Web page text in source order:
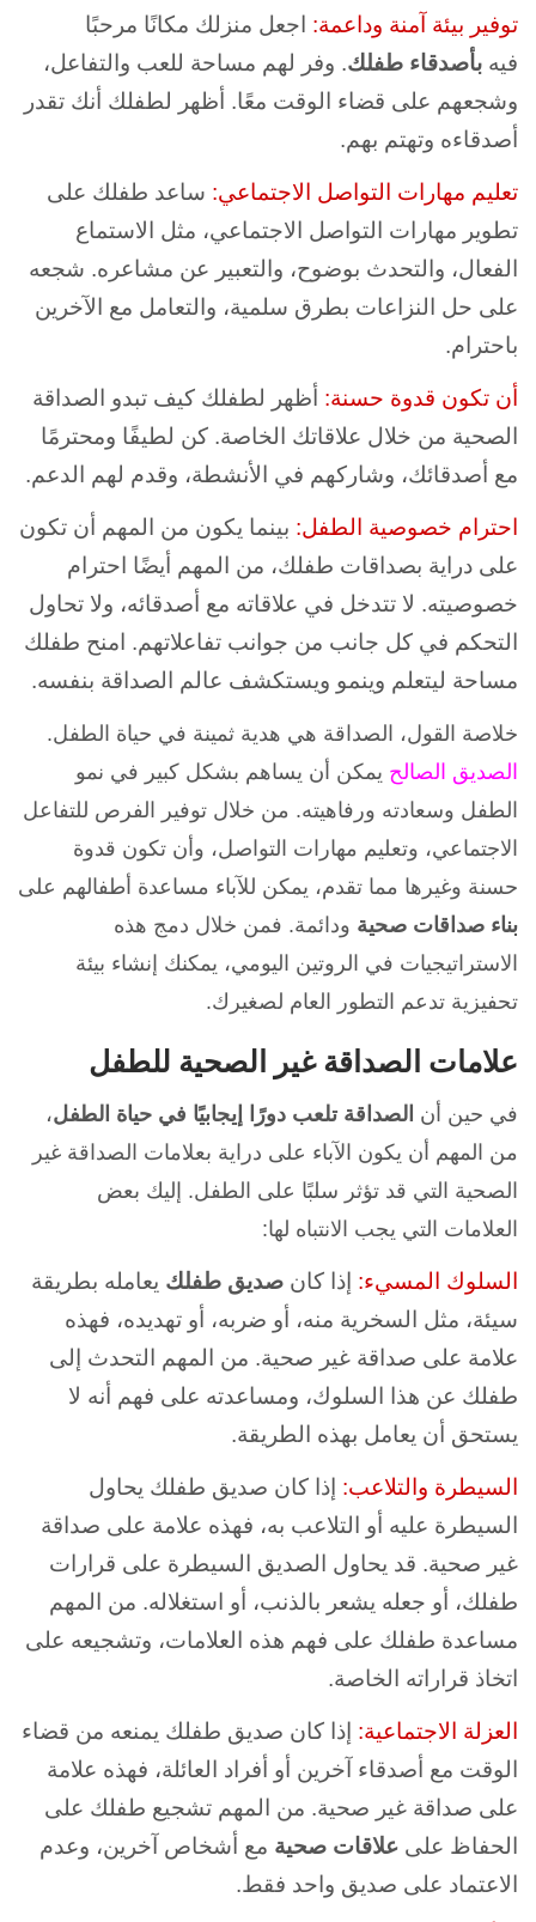
توفير بيئة آمنة وداعمة: اجعل منزلك مكانًا مرحبًا
فيه بأصدقاء طفلك. وفر لهم مساحة للعب والتفاعل،
وشجعهم على قضاء الوقت معًا. أظهر لطفلك أنك تقدر
أصدقاءه وتهتم بهم.
تعليم مهارات التواصل الاجتماعي: ساعد طفلك على
تطوير مهارات التواصل الاجتماعي، مثل الاستماع
الفعال، والتحدث بوضوح، والتعبير عن مشاعره. شجعه
على حل النزاعات بطرق سلمية، والتعامل مع الآخرين
باحترام.
أن تكون قدوة حسنة: أظهر لطفلك كيف تبدو الصداقة
الصحية من خلال علاقاتك الخاصة. كن لطيفًا ومحترمًا
مع أصدقائك، وشاركهم في الأنشطة، وقدم لهم الدعم.
احترام خصوصية الطفل: بينما يكون من المهم أن تكون
على دراية بصداقات طفلك، من المهم أيضًا احترام
خصوصيته. لا تتدخل في علاقاته مع أصدقائه، ولا تحاول
التحكم في كل جانب من جوانب تفاعلاتهم. امنح طفلك
مساحة ليتعلم وينمو ويستكشف عالم الصداقة بنفسه.
خلاصة القول، الصداقة هي هدية ثمينة في حياة الطفل.
الصديق الصالح يمكن أن يساهم بشكل كبير في نمو
الطفل وسعادته ورفاهيته. من خلال توفير الفرص للتفاعل
الاجتماعي، وتعليم مهارات التواصل، وأن تكون قدوة
حسنة وغيرها مما تقدم، يمكن للآباء مساعدة أطفالهم على
بناء صداقات صحية ودائمة. فمن خلال دمج هذه
الاستراتيجيات في الروتين اليومي، يمكنك إنشاء بيئة
تحفيزية تدعم التطور العام لصغيرك.
علامات الصداقة غير الصحية للطفل
في حين أن الصداقة تلعب دورًا إيجابيًا في حياة الطفل،
من المهم أن يكون الآباء على دراية بعلامات الصداقة غير
الصحية التي قد تؤثر سلبًا على الطفل. إليك بعض
العلامات التي يجب الانتباه لها:
السلوك المسيء: إذا كان صديق طفلك يعامله بطريقة
سيئة، مثل السخرية منه، أو ضربه، أو تهديده، فهذه
علامة على صداقة غير صحية. من المهم التحدث إلى
طفلك عن هذا السلوك، ومساعدته على فهم أنه لا
يستحق أن يعامل بهذه الطريقة.
السيطرة والتلاعب: إذا كان صديق طفلك يحاول
السيطرة عليه أو التلاعب به، فهذه علامة على صداقة
غير صحية. قد يحاول الصديق السيطرة على قرارات
طفلك، أو جعله يشعر بالذنب، أو استغلاله. من المهم
مساعدة طفلك على فهم هذه العلامات، وتشجيعه على
اتخاذ قراراته الخاصة.
العزلة الاجتماعية: إذا كان صديق طفلك يمنعه من قضاء
الوقت مع أصدقاء آخرين أو أفراد العائلة، فهذه علامة
على صداقة غير صحية. من المهم تشجيع طفلك على
الحفاظ على علاقات صحية مع أشخاص آخرين، وعدم
الاعتماد على صديق واحد فقط.